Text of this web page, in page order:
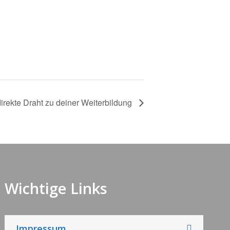
Draht zu deiner Weiterbildung
Wichtige Links